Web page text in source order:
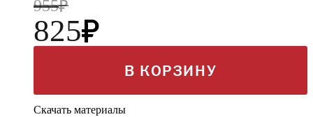
955
825
В КОРЗИНУ
Скачать материалы